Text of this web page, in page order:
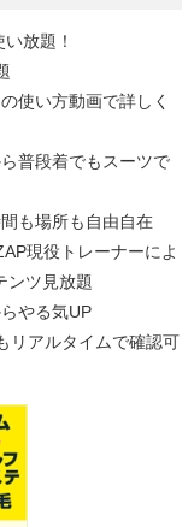
放題！
使い方動画で詳しく
普段着でもスーツで
も場所も自由自在
現役トレーナーによ
ンツ見放題
やる気UP
リアルタイムで確認可